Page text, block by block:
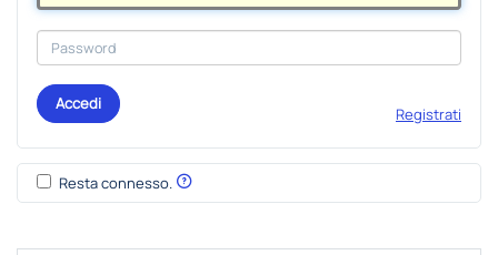
Accedi
Registrati
Resta connesso.